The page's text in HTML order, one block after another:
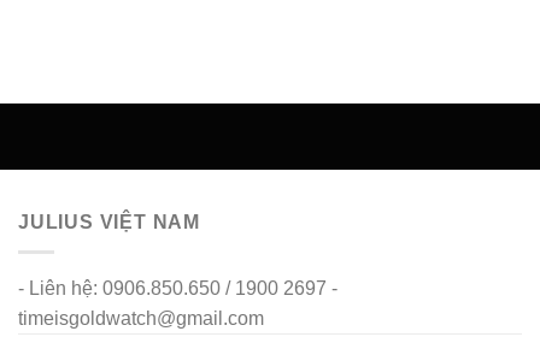
JULIUS VIỆT NAM
- Liên hệ: 0906.850.650 / 1900 2697 -
timeisgoldwatch@gmail.com